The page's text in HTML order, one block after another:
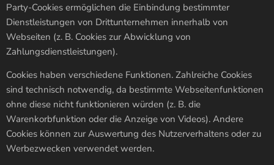
Party-Cookies ermöglichen die Einbindung bestimmter
Dienstleistungen von Drittunternehmen innerhalb von
Webseiten (z. B. Cookies zur Abwicklung von
Zahlungsdienstleistungen).
Cookies haben verschiedene Funktionen. Zahlreiche Cookies
sind technisch notwendig, da bestimmte Webseitenfunktionen
ohne diese nicht funktionieren würden (z. B. die
Warenkorbfunktion oder die Anzeige von Videos). Andere
Cookies können zur Auswertung des Nutzerverhaltens oder zu
Werbezwecken verwendet werden.